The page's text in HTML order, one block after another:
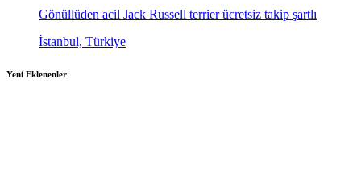
Gönüllüden acil Jack Russell terrier ücretsiz takip şartlı
İstanbul, Türkiye
Yeni Eklenenler